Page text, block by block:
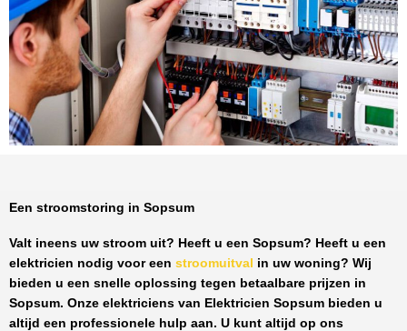
Een stroomstoring in Sopsum
Valt ineens uw stroom uit? Heeft u een Sopsum? Heeft u een
elektricien nodig voor een stroomuitval in uw woning? Wij
bieden u een snelle oplossing tegen betaalbare prijzen in
Sopsum. Onze elektriciens van Elektricien Sopsum bieden u
altijd een professionele hulp aan. U kunt altijd op ons